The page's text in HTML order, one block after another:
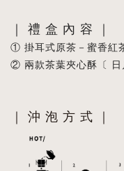
｜ 禮 盒 內 容 ｜
① 掛耳式原茶－蜜香紅
② 兩款茶葉夾心酥〔 日
｜ 沖 泡 方 式 ｜